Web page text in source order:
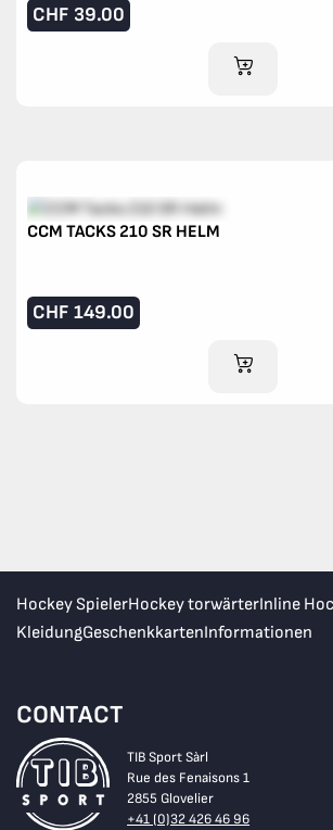
CHF 39.00
IM WARENKORB
CCM TACKS 210 SR HELM
CHF 149.00
IM WARENKORB
Hockey SpielerHockey torwärterInline
KleidungGeschenkkartenInformationen
CONTACT
TIB Sport Sàrl
Rue des Fenaisons 1
2855 Glovelier
+41 (0)32 426 46 96